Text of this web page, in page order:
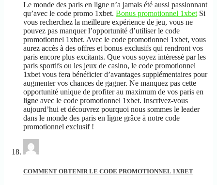
Le monde des paris en ligne n’a jamais été aussi passionnant
qu’avec le code promo 1xbet. Bonus promotionnel 1xbet Si
vous recherchez la meilleure expérience de jeu, vous ne
pouvez pas manquer l’opportunité d’utiliser le code
promotionnel 1xbet. Avec le code promotionnel 1xbet, vous
aurez accès à des offres et bonus exclusifs qui rendront vos
paris encore plus excitants. Que vous soyez intéressé par les
paris sportifs ou les jeux de casino, le code promotionnel
1xbet vous fera bénéficier d’avantages supplémentaires pour
augmenter vos chances de gagner. Ne manquez pas cette
opportunité unique de profiter au maximum de vos paris en
ligne avec le code promotionnel 1xbet. Inscrivez-vous
aujourd’hui et découvrez pourquoi nous sommes le leader
dans le monde des paris en ligne grâce à notre code
promotionnel exclusif !
COMMENT OBTENIR LE CODE PROMOTIONNEL 1XBET